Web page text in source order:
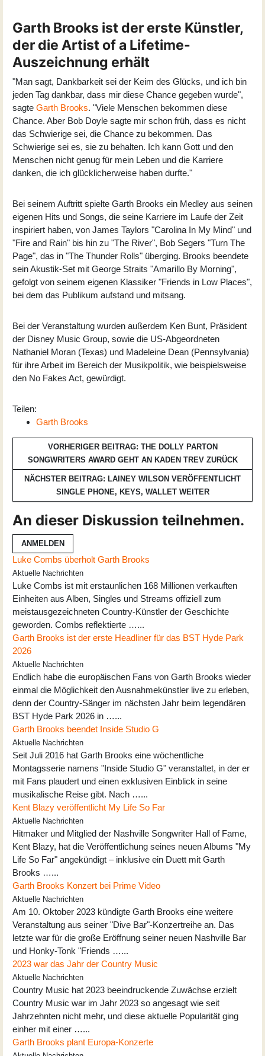
Garth Brooks ist der erste Künstler,
der die Artist of a Lifetime-
Auszeichnung erhält
"Man sagt, Dankbarkeit sei der Keim des Glücks, und ich bin
jeden Tag dankbar, dass mir diese Chance gegeben wurde",
sagte Garth Brooks. "Viele Menschen bekommen diese
Chance. Aber Bob Doyle sagte mir schon früh, dass es nicht
das Schwierige sei, die Chance zu bekommen. Das
Schwierige sei es, sie zu behalten. Ich kann Gott und den
Menschen nicht genug für mein Leben und die Karriere
danken, die ich glücklicherweise haben durfte."
Bei seinem Auftritt spielte Garth Brooks ein Medley aus seinen
eigenen Hits und Songs, die seine Karriere im Laufe der Zeit
inspiriert haben, von James Taylors "Carolina In My Mind" und
"Fire and Rain" bis hin zu "The River", Bob Segers "Turn The
Page", das in "The Thunder Rolls" überging. Brooks beendete
sein Akustik-Set mit George Straits "Amarillo By Morning",
gefolgt von seinem eigenen Klassiker "Friends in Low Places",
bei dem das Publikum aufstand und mitsang.
Bei der Veranstaltung wurden außerdem Ken Bunt, Präsident
der Disney Music Group, sowie die US-Abgeordneten
Nathaniel Moran (Texas) und Madeleine Dean (Pennsylvania)
für ihre Arbeit im Bereich der Musikpolitik, wie beispielsweise
den No Fakes Act, gewürdigt.
Teilen:
Garth Brooks
VORHERIGER BEITRAG: THE DOLLY PARTON
SONGWRITERS AWARD GEHT AN KADEN TREV ZURÜCK
NÄCHSTER BEITRAG: LAINEY WILSON VERÖFFENTLICHT
SINGLE PHONE, KEYS, WALLET WEITER
An dieser Diskussion teilnehmen.
ANMELDEN
Luke Combs überholt Garth Brooks
Aktuelle Nachrichten
Luke Combs ist mit erstaunlichen 168 Millionen verkauften
Einheiten aus Alben, Singles und Streams offiziell zum
meistausgezeichneten Country-Künstler der Geschichte
geworden. Combs reflektierte …...
Garth Brooks ist der erste Headliner für das BST Hyde Park
2026
Aktuelle Nachrichten
Endlich habe die europäischen Fans von Garth Brooks wieder
einmal die Möglichkeit den Ausnahmekünstler live zu erleben,
denn der Country-Sänger im nächsten Jahr beim legendären
BST Hyde Park 2026 in …...
Garth Brooks beendet Inside Studio G
Aktuelle Nachrichten
Seit Juli 2016 hat Garth Brooks eine wöchentliche
Montagsserie namens "Inside Studio G" veranstaltet, in der er
mit Fans plaudert und einen exklusiven Einblick in seine
musikalische Reise gibt. Nach …...
Kent Blazy veröffentlicht My Life So Far
Aktuelle Nachrichten
Hitmaker und Mitglied der Nashville Songwriter Hall of Fame,
Kent Blazy, hat die Veröffentlichung seines neuen Albums "My
Life So Far" angekündigt – inklusive ein Duett mit Garth
Brooks …...
Garth Brooks Konzert bei Prime Video
Aktuelle Nachrichten
Am 10. Oktober 2023 kündigte Garth Brooks eine weitere
Veranstaltung aus seiner "Dive Bar"-Konzertreihe an. Das
letzte war für die große Eröffnung seiner neuen Nashville Bar
und Honky-Tonk "Friends …...
2023 war das Jahr der Country Music
Aktuelle Nachrichten
Country Music hat 2023 beeindruckende Zuwächse erzielt
Country Music war im Jahr 2023 so angesagt wie seit
Jahrzehnten nicht mehr, und diese aktuelle Popularität ging
einher mit einer …...
Garth Brooks plant Europa-Konzerte